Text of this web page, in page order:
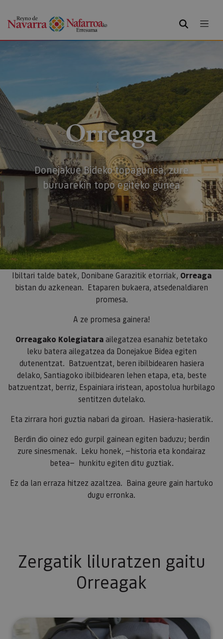
BILATU
Orreaga
Donejakue Bideko topagunea, zure
buruarekin topo egiteko gunea
Ibiltari talde batek, Donibane Garazitik etorriak, Orreaga
bistan du azkenean. Etaparen bukaera, atsedenaldiaren
promesa.
A ze promesa gainera!
Orreagako Kolegiataraailegatzea esanahiz betetako
leku batera ailegatzea da Donejakue Bidea egiten
dutenentzat. Batzuentzat, beren ibilbidearen hasiera
delako, Santiagoko ibilbidearen lehen etapa, eta, beste
batzuentzat, berriz, Espainiara iristean, apostolua hurbilago
sentitzen dutelako.
Eta zirrara hori guztia nabari da giroan. Hasiera-hasieratik.
Berdin dio oinez edo gurpil gainean egiten baduzu; berdin
zure sinesmenak. Leku honek, —historia eta kondairaz
betea— hunkitu egiten ditu guztiak.
Ez da lan erraza hitzez azaltzea. Baina geure gain hartuko
dugu erronka.
Zergatik liluratzen gaitu
Orreagak
Leku paregabea erromesentzat.